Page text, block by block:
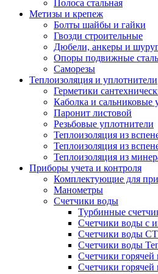
Полоса стальная
Метизы и крепеж
Болты шайбы и гайки
Гвозди строительные
Дюбели, анкеры и
Опоры подвижные
Саморезы
Теплоизоляция и уплотнители
Герметики
Каболка и сальниковые
Паронит листовой
Резьбовые уплотнители
Теплоизоляция из
Теплоизоляция из
Теплоизоляция из
Приборы учета и контроля
Комплектующие для
Манометры
Счетчики воды
Турбинные
Счетчики воды с
Счетчики воды
Счетчики воды
Счетчики горячей
Счетчики